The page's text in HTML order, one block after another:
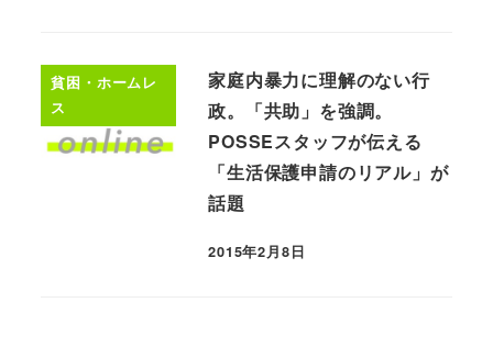
貧困・ホームレ
ス
家庭内暴力に理解のない行
政。「共助」を強調。
POSSEスタッフが伝える
「生活保護申請のリアル」が
話題
2015年2月8日